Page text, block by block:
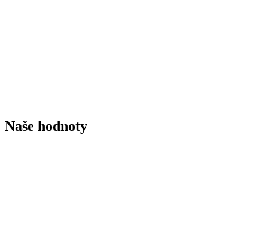
Naše hodnoty